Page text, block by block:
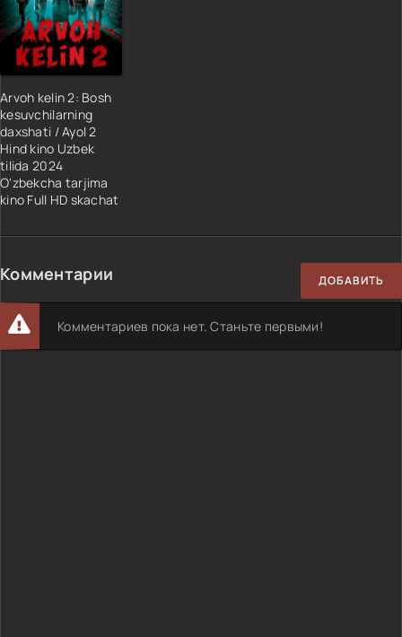
Arvoh kelin 2: Bosh
kesuvchilarning
daxshati / Ayol 2
Hind kino Uzbek
tilida 2024
O'zbekcha tarjima
kino Full HD skachat
Комментарии ДОБАВИТЬ
Комментариев пока нет. Станьте первыми!